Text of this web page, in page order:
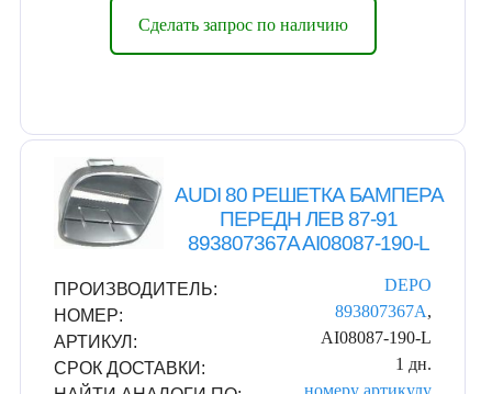
Сделать запрос по наличию
AUDI 80 РЕШЕТКА БАМПЕРА
ПЕРЕДН ЛЕВ 87-91
893807367A AI08087-190-L
ПРОИЗВОДИТЕЛЬ:
DEPO
НОМЕР:
893807367A,
АРТИКУЛ:
AI08087-190-L
СРОК ДОСТАВКИ:
1 дн.